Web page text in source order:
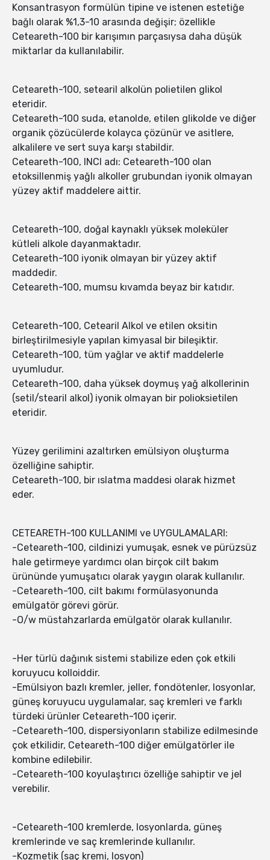
Konsantrasyon formülün tipine ve istenen estetiğe
bağlı olarak %1,3-10 arasında değişir; özellikle
Ceteareth-100 bir karışımın parçasıysa daha düşük
miktarlar da kullanılabilir.
Ceteareth-100, setearil alkolün polietilen glikol
eteridir.
Ceteareth-100 suda, etanolde, etilen glikolde ve diğer
organik çözücülerde kolayca çözünür ve asitlere,
alkalilere ve sert suya karşı stabildir.
Ceteareth-100, INCI adı: Ceteareth-100 olan
etoksillenmiş yağlı alkoller grubundan iyonik olmayan
yüzey aktif maddelere aittir.
Ceteareth-100, doğal kaynaklı yüksek moleküler
kütleli alkole dayanmaktadır.
Ceteareth-100 iyonik olmayan bir yüzey aktif
maddedir.
Ceteareth-100, mumsu kıvamda beyaz bir katıdır.
Ceteareth-100, Cetearil Alkol ve etilen oksitin
birleştirilmesiyle yapılan kimyasal bir bileşiktir.
Ceteareth-100, tüm yağlar ve aktif maddelerle
uyumludur.
Ceteareth-100, daha yüksek doymuş yağ alkollerinin
(setil/stearil alkol) iyonik olmayan bir polioksietilen
eteridir.
Yüzey gerilimini azaltırken emülsiyon oluşturma
özelliğine sahiptir.
Ceteareth-100, bir ıslatma maddesi olarak hizmet
eder.
CETEARETH-100 KULLANIMI ve UYGULAMALARI:
-Ceteareth-100, cildinizi yumuşak, esnek ve pürüzsüz
hale getirmeye yardımcı olan birçok cilt bakım
ürününde yumuşatıcı olarak yaygın olarak kullanılır.
-Ceteareth-100, cilt bakımı formülasyonunda
emülgatör görevi görür.
-O/w müstahzarlarda emülgatör olarak kullanılır.
-Her türlü dağınık sistemi stabilize eden çok etkili
koruyucu kolloiddir.
-Emülsiyon bazlı kremler, jeller, fondötenler, losyonlar,
güneş koruyucu uygulamalar, saç kremleri ve farklı
türdeki ürünler Ceteareth-100 içerir.
-Ceteareth-100, dispersiyonların stabilize edilmesinde
çok etkilidir, Ceteareth-100 diğer emülgatörler ile
kombine edilebilir.
-Ceteareth-100 koyulaştırıcı özelliğe sahiptir ve jel
verebilir.
-Ceteareth-100 kremlerde, losyonlarda, güneş
kremlerinde ve saç kremlerinde kullanılır.
-Kozmetik (saç kremi, losyon)